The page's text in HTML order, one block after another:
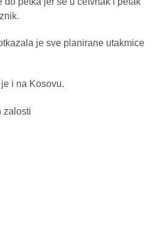
je sve planirane utakmice
i na Kosovu.